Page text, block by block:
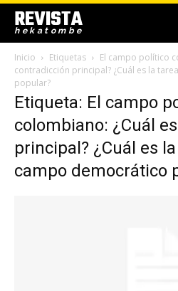
REVISTA
hekatombe
Inicio Etiquetas
El campo político
contradicción principal? ¿Cuál es la
popular?
Etiqueta: El campo
colombiano: ¿Cuál
principal? ¿Cuál es
campo democrático